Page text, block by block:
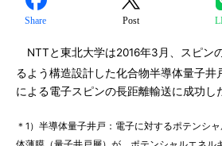
Share Post
NTTと東北大学は2016年3月、スピン
るよう構造設計した化合物半導体量子井
による電子スピンの長距離輸送に成功し
＊1）半導体量子井戸：電子に対するポテンシ